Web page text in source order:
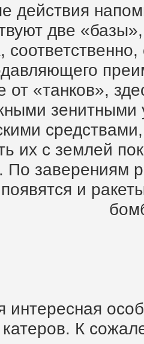
действия
две
от «танков»,
зенитными
их с землей
По заверениям
и
интересная
К